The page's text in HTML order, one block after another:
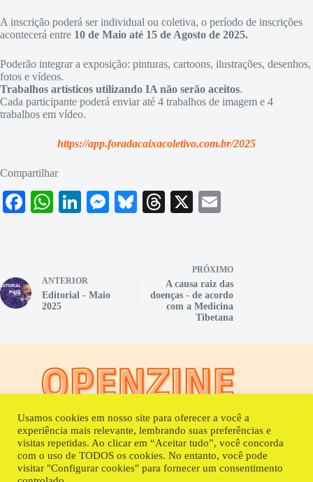
A inscrição poderá ser individual ou coletiva, o período de inscrições
acontecerá entre 10 de Maio até 15 de Agosto de 2025.
Poderão integrar a exposição: pinturas, cartoons, ilustrações, desenhos,
fotos e vídeos.
Trabalhos artísticos utilizando IA não serão aceitos.
Cada participante poderá enviar até 4 trabalhos de imagem e 4
trabalhos em vídeo.
https://app.foradacaixacoletivo.com.br/2025
Compartilhar
Fa
W
pp
Li
M
er
Bl
T
X
ANTERIOR
Editorial - Maio
2025
PRÓXIMO
A causa raiz das
doenças - de acordo
com a Medicina
Tibetana
Fora da Caixa Coletivo Cultural
WhatsApp(15) 99803-3180
E-mail:contato@foradacaixacoletivo.com.br
Usamos cookies em nosso site para oferecer a você a
experiência mais relevante, lembrando suas preferências e
visitas repetidas. Ao clicar em “Aceitar tudo”, você concorda
com o uso de TODOS os cookies. No entanto, você pode
visitar "Configurar cookies" para fornecer um consentimento